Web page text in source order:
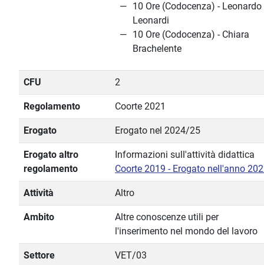
10 Ore (Codocenza) - Leonardo
Leonardi
10 Ore (Codocenza) - Chiara
Brachelente
CFU 2
Regolamento Coorte 2021
Erogato Erogato nel 2024/25
Erogato altro
regolamento
Informazioni sull'attività didattica
Coorte 2019 - Erogato nell'anno
Attività Altro
Ambito
Altre conoscenze utili per
l'inserimento nel mondo del lavoro
Settore VET/03